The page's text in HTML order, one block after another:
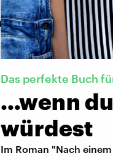
Das perfekte Buch
…wenn
würdest
Im Roman "Nach